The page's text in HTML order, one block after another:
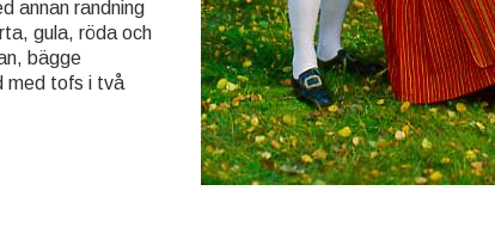
annan randning
gula, röda och
bägge
med tofs i två